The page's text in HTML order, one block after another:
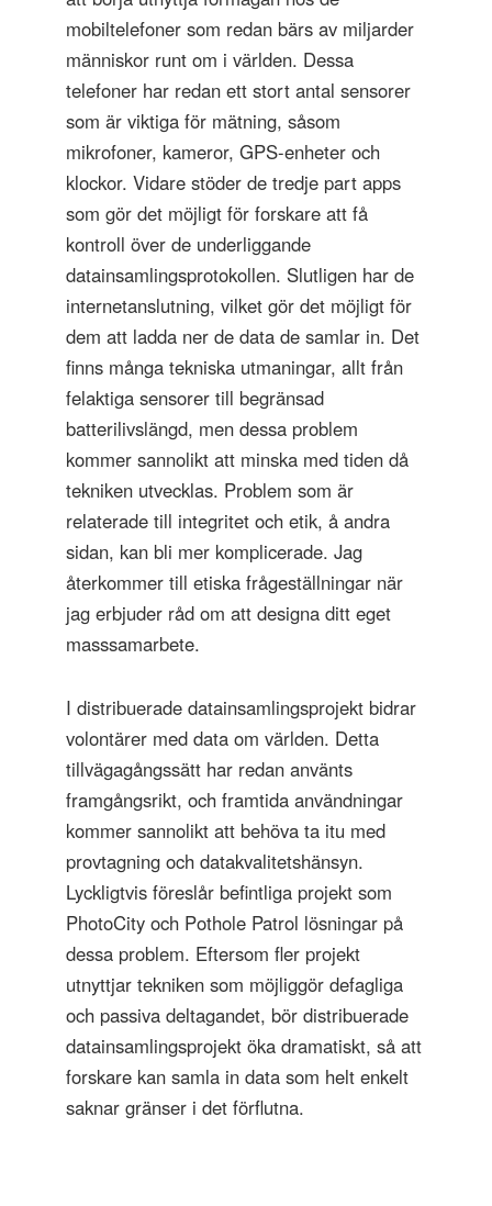
mobiltelefoner som redan bärs av miljarder
människor runt om i världen. Dessa
telefoner har redan ett stort antal sensorer
som är viktiga för mätning, såsom
mikrofoner, kameror, GPS-enheter och
klockor. Vidare stöder de tredje part apps
som gör det möjligt för forskare att få
kontroll över de underliggande
datainsamlingsprotokollen. Slutligen har de
internetanslutning, vilket gör det möjligt för
dem att ladda ner de data de samlar in. Det
finns många tekniska utmaningar, allt från
felaktiga sensorer till begränsad
batterilivslängd, men dessa problem
kommer sannolikt att minska med tiden då
tekniken utvecklas. Problem som är
relaterade till integritet och etik, å andra
sidan, kan bli mer komplicerade. Jag
återkommer till etiska frågeställningar när
jag erbjuder råd om att designa ditt eget
masssamarbete.
I distribuerade datainsamlingsprojekt bidrar
volontärer med data om världen. Detta
tillvägagångssätt har redan använts
framgångsrikt, och framtida användningar
kommer sannolikt att behöva ta itu med
provtagning och datakvalitetshänsyn.
Lyckligtvis föreslår befintliga projekt som
PhotoCity och Pothole Patrol lösningar på
dessa problem. Eftersom fler projekt
utnyttjar tekniken som möjliggör defagliga
och passiva deltagandet, bör distribuerade
datainsamlingsprojekt öka dramatiskt, så att
forskare kan samla in data som helt enkelt
saknar gränser i det förflutna.